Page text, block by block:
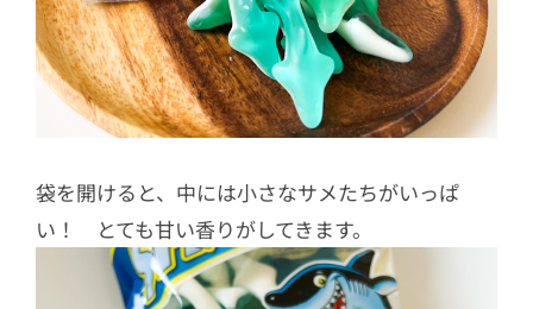
袋を開けると、中には小さなサメたちがいっぱ
い！ とても甘い香りがしてきます。